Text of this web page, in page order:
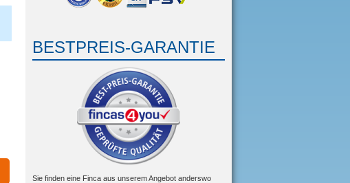
BESTPREIS-GARANTIE
Sie finden eine Finca aus unserem Angebot anderswo